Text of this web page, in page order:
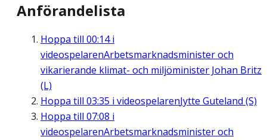
Anförandelista
Hoppa till 00:14i
videospelarenArbetsmarknadsminister och
vikarierande klimat- och miljöminister Johan Britz
(L)
Hoppa till 03:35 i videospelarenJytte Guteland (S)
Hoppa till 07:08 i
videospelarenArbetsmarknadsminister och